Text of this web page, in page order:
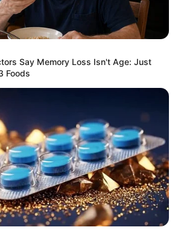
Say Memory Loss Isn't Age: Just
Foods